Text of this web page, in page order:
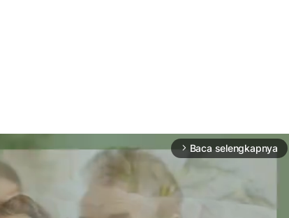
arrow_forward_ios Baca selengkapnya